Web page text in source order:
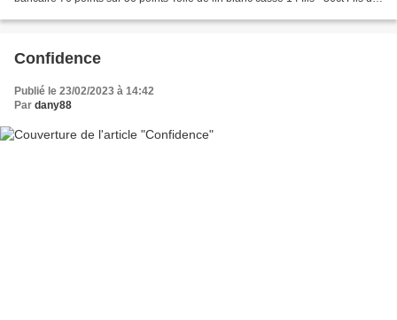
Confidence
Publié le 23/02/2023 à 14:42
Par dany88